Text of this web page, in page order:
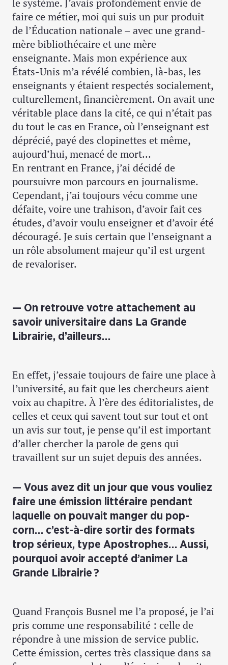
le système. J’avais profondément envie de
faire ce métier, moi qui suis un pur produit
de l’Éducation nationale – avec une grand-
mère bibliothécaire et une mère
enseignante. Mais mon expérience aux
États-Unis m’a révélé combien, là-bas, les
enseignants y étaient respectés socialement,
culturellement, financièrement. On avait une
véritable place dans la cité, ce qui n’était pas
du tout le cas en France, où l’enseignant est
déprécié, payé des clopinettes et même,
aujourd’hui, menacé de mort…
En rentrant en France, j’ai décidé de
poursuivre mon parcours en journalisme.
Cependant, j’ai toujours vécu comme une
défaite, voire une trahison, d’avoir fait ces
études, d’avoir voulu enseigner et d’avoir été
découragé. Je suis certain que l’enseignant a
un rôle absolument majeur qu’il est urgent
de revaloriser.
On retrouve votre attachement au
savoir universitaire dans La Grande
Librairie, d’ailleurs…
En effet, j’essaie toujours de faire une place à
l’université, au fait que les chercheurs aient
voix au chapitre. À l’ère des éditorialistes, de
celles et ceux qui savent tout sur tout et ont
un avis sur tout, je pense qu’il est important
d’aller chercher la parole de gens qui
travaillent sur un sujet depuis des années.
Vous avez dit un jour que vous vouliez
faire une émission littéraire pendant
laquelle on pouvait manger du pop-
corn… c’est-à-dire sortir des formats
trop sérieux, type Apostrophes… Aussi,
pourquoi avoir accepté d’animer La
Grande Librairie ?
Quand François Busnel me l’a proposé, je l’ai
pris comme une responsabilité : celle de
répondre à une mission de service public.
Cette émission, certes très classique dans sa